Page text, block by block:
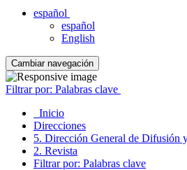
español
español
English
Cambiar navegación
Filtrar por: Palabras clave
Inicio
Direcciones
5. Dirección General de Difusión
2. Revista
Filtrar por: Palabras clave